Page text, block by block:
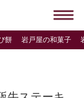
餅 岩戸屋の和菓子